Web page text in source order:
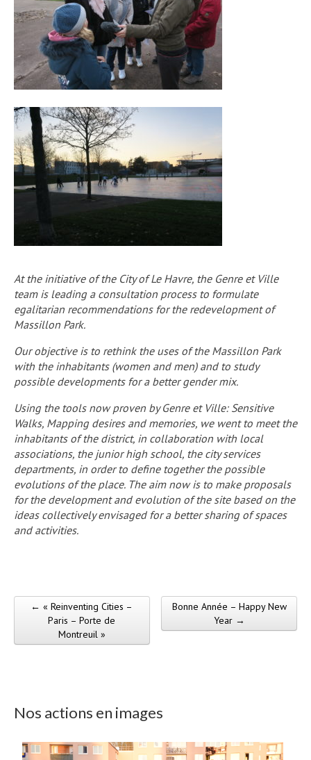
At the initiative of the City of Le Havre, the Genre et Ville
team is leading a consultation process to formulate
egalitarian recommendations for the redevelopment of
Massillon Park.
Our objective is to rethink the uses of the Massillon Park
with the inhabitants (women and men) and to study
possible developments for a better gender mix.
Using the tools now proven by Genre et Ville: Sensitive
Walks, Mapping desires and memories, we went to meet the
inhabitants of the district, in collaboration with local
associations, the junior high school, the city services
departments, in order to define together the possible
evolutions of the place. The aim now is to make proposals
for the development and evolution of the site based on the
ideas collectively envisaged for a better sharing of spaces
and activities.
Post navigation
← « Reinventing Cities –
Paris – Porte de
Montreuil »
Bonne Année – Happy New
Year →
Nos actions en images